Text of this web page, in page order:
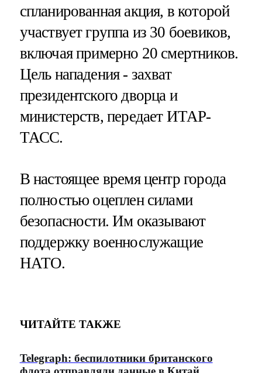
спланированная акция, в которой
участвует группа из 30 боевиков,
включая примерно 20 смертников.
Цель нападения - захват
президентского дворца и
министерств, передает ИТАР-
ТАСС.
В настоящее время центр города
полностью оцеплен силами
безопасности. Им оказывают
поддержку военнослужащие
НАТО.
ЧИТАЙТЕ ТАКЖЕ
Telegraph: беспилотники британского